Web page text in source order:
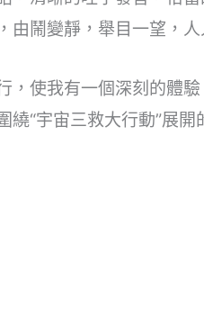
由鬧變靜，舉目一望，人
，使我有一個深刻的體
繞“宇宙三救大行動”展